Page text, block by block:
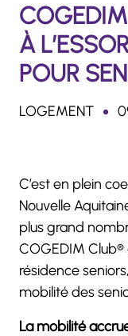
ACTIVITÉS
ENGAGEMENTS
TALENTS
FINANCE
NEWSROOM
À
POUR
LOGEMENT
C’est en plein
Nouvelle
plus grand
COGEDIM Club®
résidence
mobilité des
La mobilité